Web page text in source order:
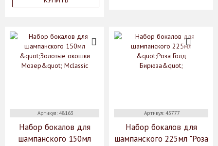
Артикул: 48163
Набор бокалов для
шампанского 150мл
Артикул: 45777
Набор бокалов для
шампанского 225мл "Роза